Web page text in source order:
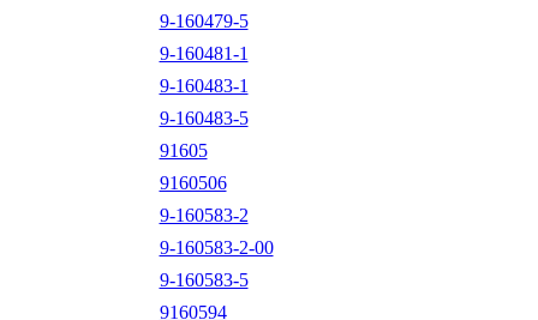
9-160479-5
9-160481-1
9-160483-1
9-160483-5
91605
9160506
9-160583-2
9-160583-2-00
9-160583-5
9160594